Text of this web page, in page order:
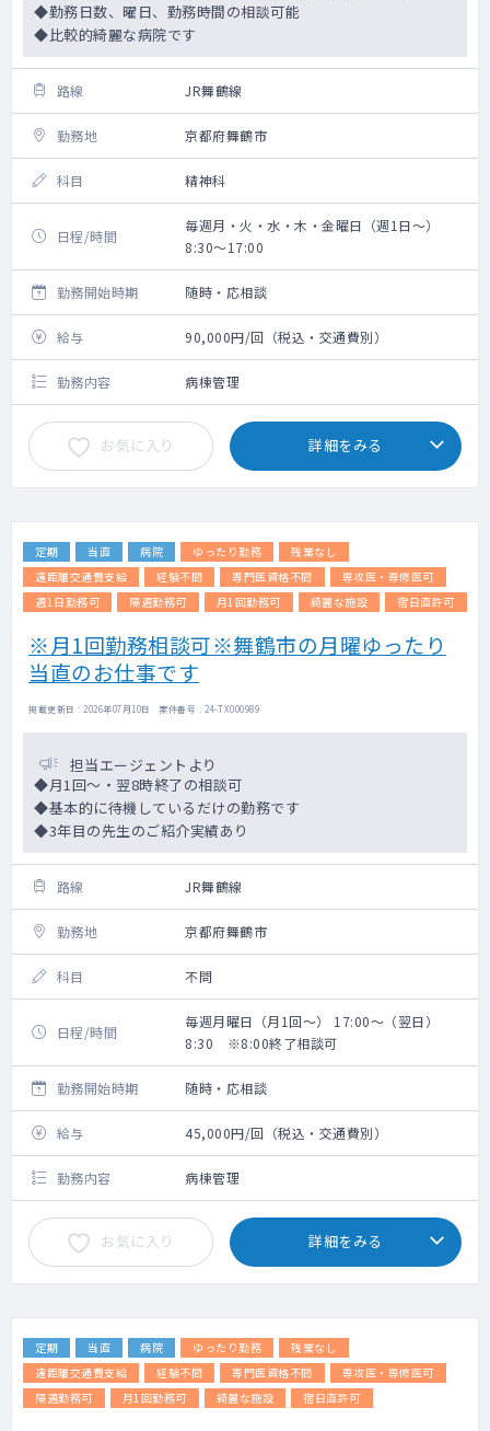
◆勤務日数、曜日、勤務時間の相談可能
◆比較的綺麗な病院です
路線 JR舞鶴線
勤務地 京都府舞鶴市
科目 精神科
日程/時間
毎週月・火・水・木・金曜日（週1日～）
8:30～17:00
勤務開始時期 随時・応相談
給与 90,000円/回（税込・交通費別）
勤務内容 病棟管理
お気に入り 詳細をみる
定期 当直 病院 ゆったり勤務
残業なし
遠距離交通費支給
経験不問 専門医資格不問
専攻医・専修医可
週1日勤務可
隔週勤務可 月1回勤務可 綺麗な施設 宿日直許可
※月1回勤務相談可※舞鶴市の月曜ゆったり
当直のお仕事です
掲載更新日 : 2026年07月10日 案件番号 : 24-TX000989
担当エージェントより
◆月1回～・翌8時終了の相談可
◆基本的に待機しているだけの勤務です
◆3年目の先生のご紹介実績あり
路線 JR舞鶴線
勤務地 京都府舞鶴市
科目 不問
日程/時間
毎週月曜日（月1回～） 17:00～（翌日）
8:30 ※8:00終了相談可
勤務開始時期 随時・応相談
給与 45,000円/回（税込・交通費別）
勤務内容 病棟管理
お気に入り 詳細をみる
定期 当直 病院 ゆったり勤務
残業なし
遠距離交通費支給
経験不問 専門医資格不問
専攻医・専修医可
隔週勤務可
月1回勤務可 綺麗な施設 宿日直許可